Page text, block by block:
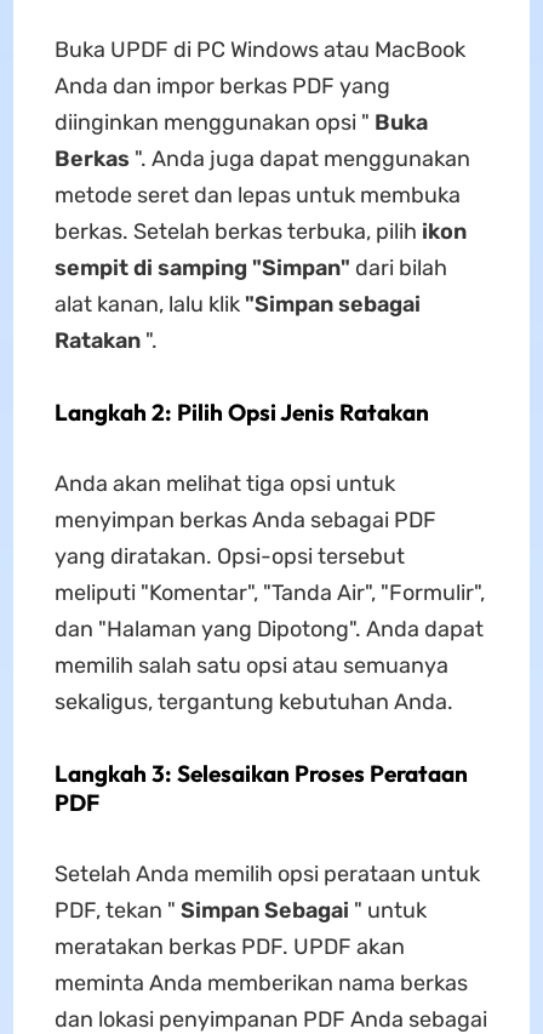
Buka UPDF di PC Windows atau MacBook
Anda dan impor berkas PDF yang
diinginkan menggunakan opsi " Buka
Berkas ". Anda juga dapat menggunakan
metode seret dan lepas untuk membuka
berkas. Setelah berkas terbuka, pilih ikon
sempit di samping "Simpan" dari bilah
alat kanan, lalu klik "Simpan sebagai
Ratakan".
Langkah 2: Pilih Opsi Jenis Ratakan
Anda akan melihat tiga opsi untuk
menyimpan berkas Anda sebagai PDF
yang diratakan. Opsi-opsi tersebut
meliputi "Komentar", "Tanda Air", "Formulir",
dan "Halaman yang Dipotong". Anda dapat
memilih salah satu opsi atau semuanya
sekaligus, tergantung kebutuhan Anda.
Langkah 3: Selesaikan Proses Perataan
PDF
Setelah Anda memilih opsi perataan untuk
PDF, tekan " Simpan Sebagai " untuk
meratakan berkas PDF. UPDF akan
meminta Anda memberikan nama berkas
dan lokasi penyimpanan PDF Anda sebagai